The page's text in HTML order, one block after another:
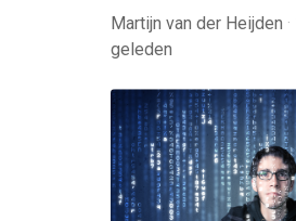
Martijn van der Heijden ·
geleden